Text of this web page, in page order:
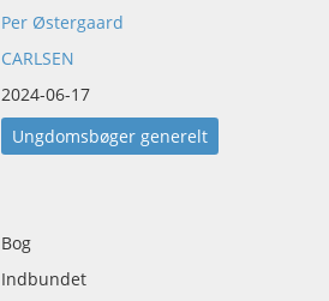
Per Østergaard
CARLSEN
2024-06-17
Ungdomsbøger generelt
Bog
Indbundet